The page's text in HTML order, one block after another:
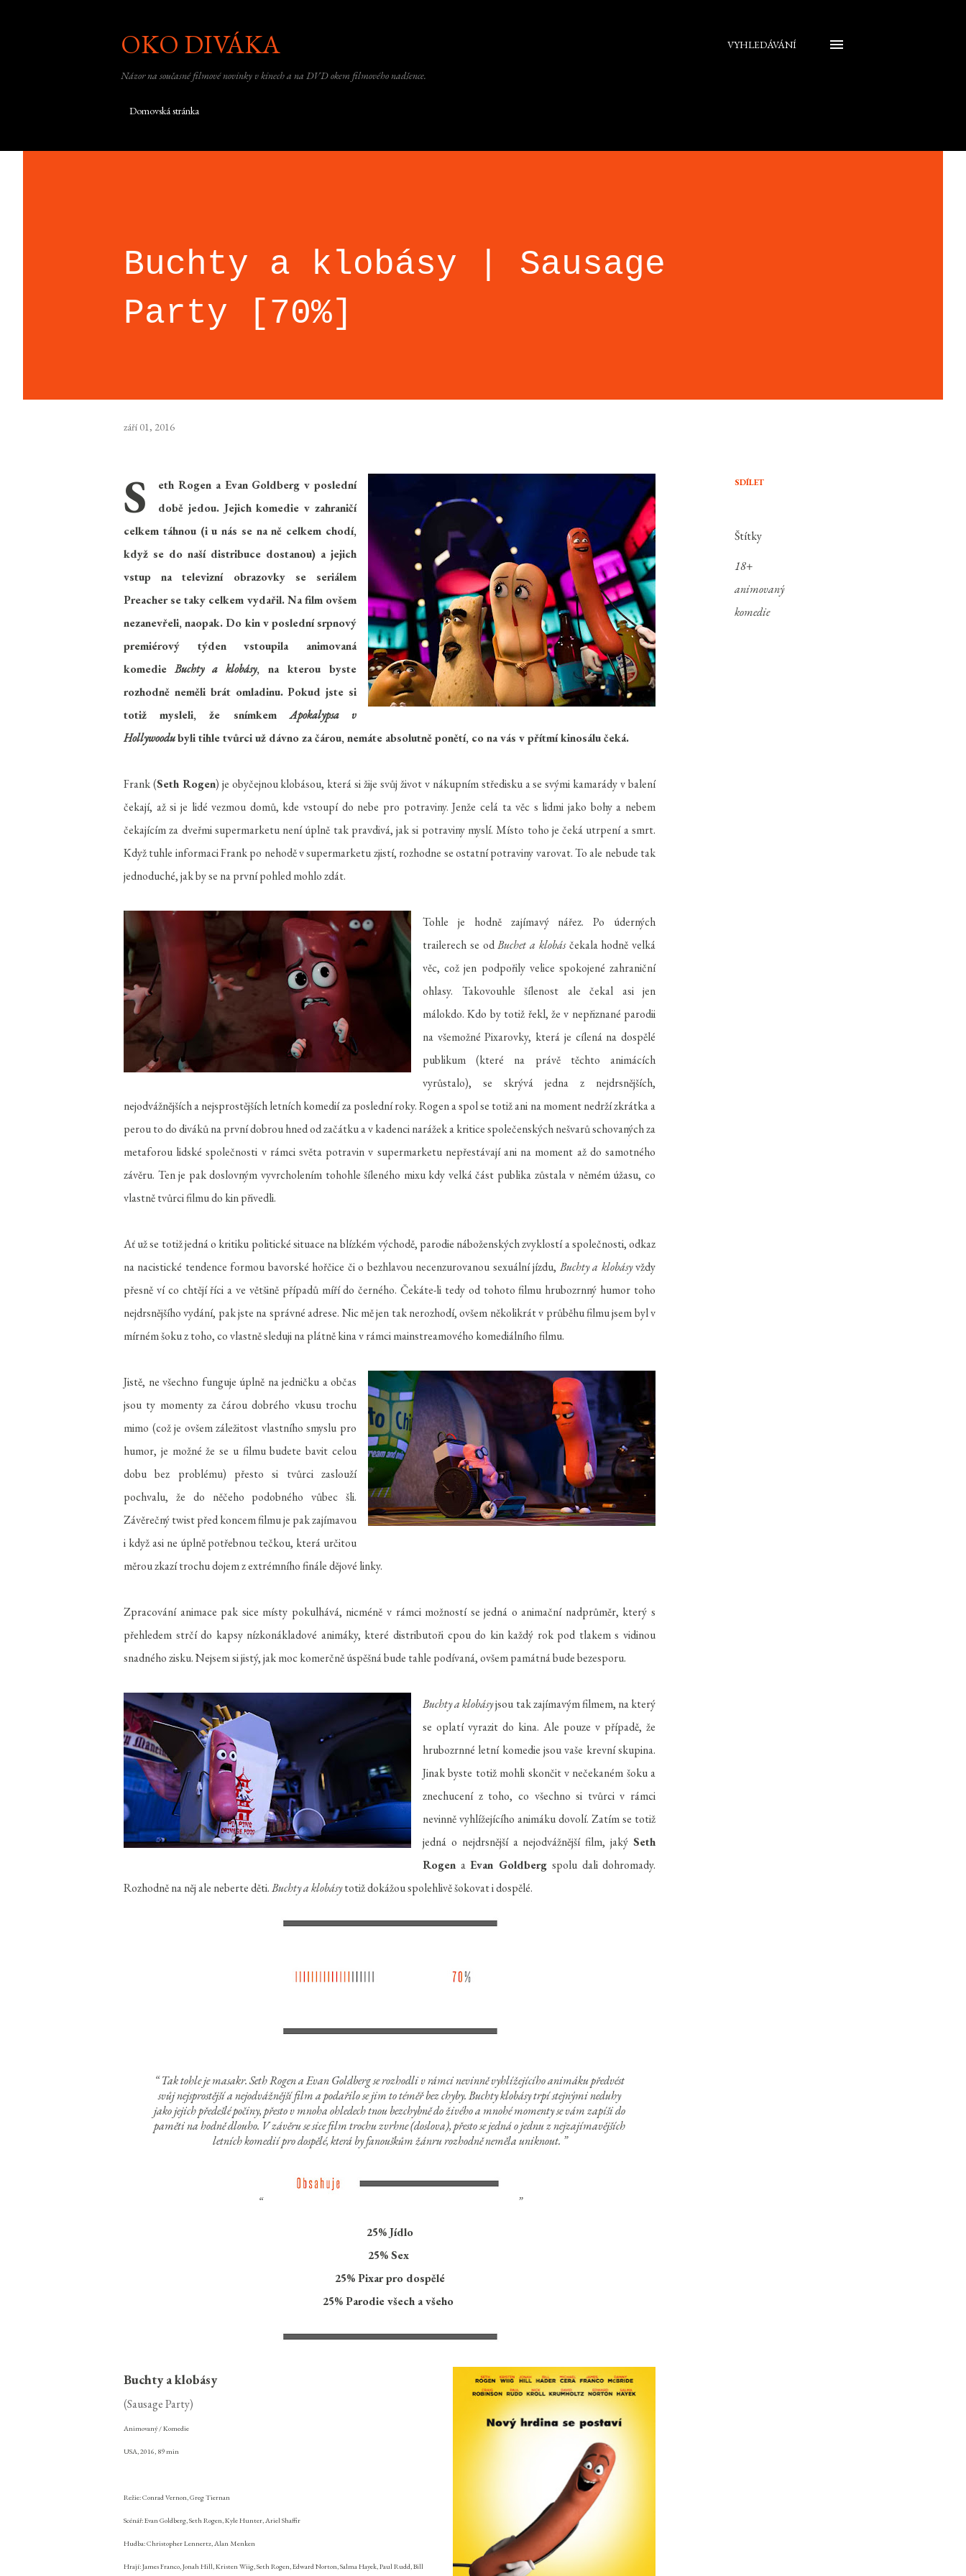
OKO DIVÁKA
Názor na současné filmové novinky v kinech a na DVD okem filmového nadšence.
VYHLEDÁVÁNÍ
Domovská stránka
Buchty a klobásy | Sausage
Party [70%]
září 01, 2016
S
eth Rogen a Evan Goldberg v poslední
době jedou. Jejich komedie v zahraničí
celkem táhnou (i u nás se na ně celkem chodí,
když se do naší distribuce dostanou) a jejich
vstup na televizní obrazovky se seriálem
Preacher se taky celkem vydařil. Na film ovšem
nezanevřeli, naopak. Do kin v poslední srpnový
premiérový týden vstoupila animovaná
komedie Buchty a klobásy, na kterou byste
rozhodně neměli brát omladinu. Pokud jste si
totiž mysleli, že snímkemApokalypsa v
Hollywoodubyli tihle tvůrci už dávno za čárou, nemáte absolutně ponětí, co na vás v přítmí kinosálu čeká.
Frank (Seth Rogen) je obyčejnou klobásou, která si žije svůj život v nákupním středisku a se svými kamarády v balení
čekají, až si je lidé vezmou domů, kde vstoupí do nebe pro potraviny. Jenže celá ta věc s lidmi jako bohy a nebem
čekajícím za dveřmi supermarketu není úplně tak pravdivá, jak si potraviny myslí. Místo toho je čeká utrpení a smrt.
Když tuhle informaci Frank po nehodě v supermarketu zjistí, rozhodne se ostatní potraviny varovat. To ale nebude tak
jednoduché, jak by se na první pohled mohlo zdát.
Tohle je hodně zajímavý nářez. Po úderných
trailerech se odBuchet a klobásčekala hodně velká
věc, což jen podpořily velice spokojené zahraniční
ohlasy. Takovouhle šílenost ale čekal asi jen
málokdo. Kdo by totiž řekl, že v nepřiznané parodii
na všemožné Pixarovky, která je cílená na dospělé
publikum (které na právě těchto animácích
vyrůstalo), se skrývá jedna z nejdrsnějších,
nejodvážnějších a nejsprostějších letních komedií za poslední roky. Rogen a spol se totiž ani na moment nedrží zkrátka a
perou to do diváků na první dobrou hned od začátku a v kadenci narážek a kritice společenských nešvarů schovaných za
metaforou lidské společnosti v rámci světa potravin v supermarketu nepřestávají ani na moment až do samotného
závěru. Ten je pak doslovným vyvrcholením tohohle šíleného mixu kdy velká část publika zůstala v němém úžasu, co
vlastně tvůrci filmu do kin přivedli.
Ať už se totiž jedná o kritiku politické situace na blízkém východě, parodie náboženských zvyklostí a společnosti, odkaz
na nacistické tendence formou bavorské hořčice či o bezhlavou necenzurovanou sexuální jízdu, Buchty a klobásyvždy
přesně ví co chtějí říci a ve většině případů míří do černého. Čekáte-li tedy od tohoto filmu hrubozrnný humor toho
nejdrsnějšího vydání, pak jste na správné adrese. Nic mě jen tak nerozhodí, ovšem několikrát v průběhu filmu jsem byl v
mírném šoku z toho, co vlastně sleduji na plátně kina v rámci mainstreamového komediálního filmu.
Jistě, ne všechno funguje úplně na jedničku a občas
jsou ty momenty za čárou dobrého vkusu trochu
mimo (což je ovšem záležitost vlastního smyslu pro
humor, je možné že se u filmu budete bavit celou
dobu bez problému) přesto si tvůrci zaslouží
pochvalu, že do něčeho podobného vůbec šli.
Závěrečný twist před koncem filmu je pak zajímavou
i když asi ne úplně potřebnou tečkou, která určitou
měrou zkazí trochu dojem z extrémního finále dějové linky.
Zpracování animace pak sice místy pokulhává, nicméně v rámci možností se jedná o animační nadprůměr, který s
přehledem strčí do kapsy nízkonákladové animáky, které distributoři cpou do kin každý rok pod tlakem s vidinou
snadného zisku. Nejsem si jistý, jak moc komerčně úspěšná bude tahle podívaná, ovšem památná bude bezesporu.
Buchty a klobásyjsou tak zajímavým filmem, na který
se oplatí vyrazit do kina. Ale pouze v případě, že
hrubozrnné letní komedie jsou vaše krevní skupina.
Jinak byste totiž mohli skončit v nečekaném šoku a
znechucení z toho, co všechno si tvůrci v rámci
nevinně vyhlížejícího animáku dovolí. Zatím se totiž
jedná o nejdrsnější a nejodvážnější film, jaký Seth
Rogen a Evan Goldberg spolu dali dohromady.
Rozhodně na něj ale neberte děti.Buchty a klobásytotiž dokážou spolehlivě šokovat i dospělé.
Tak tohle je masakr. Seth Rogen a Evan Goldberg se rozhodli v rámci nevinně vyhlížejícího animáku předvést
svůj nejsprostější a nejodvážnější film a podařilo se jim to téměř bez chyby. Buchty klobásy trpí stejnými neduhy
jako jejich předešlé počiny, přesto v mnoha ohledech tnou bezchybně do živého a mnohé momenty se vám zapíši do
paměti na hodně dlouho. V závěru se sice film trochu zvrhne (doslova), přesto se jedná o jednu z nejzajímavějších
letních komedií pro dospělé, která by fanouškům žánru rozhodně neměla uniknout.
25% Jídlo
25% Sex
25% Pixar pro dospělé
25% Parodie všech a všeho
Buchty a klobásy
(Sausage Party)
Animovaný / Komedie
USA, 2016, 89 min
Režie: Conrad Vernon, Greg Tiernan
Scénář: Evan Goldberg, Seth Rogen, Kyle Hunter, Ariel Shaffir
Hudba: Christopher Lennertz, Alan Menken
Hrají: James Franco, Jonah Hill, Kristen Wiig, Seth Rogen, Edward Norton, Salma Hayek, Paul Rudd, Bill
SDÍLET
Štítky
18+
animovaný
komedie